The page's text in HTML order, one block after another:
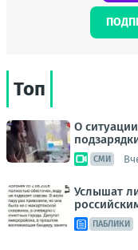
Топ
О
СМИ
Услышат
ПАБЛИКИ